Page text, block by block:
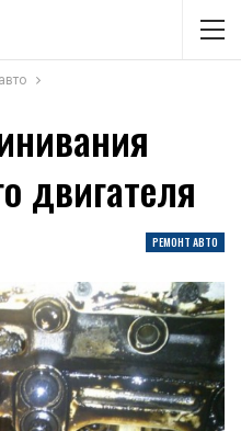
двигателя
РЕМОНТ АВТО